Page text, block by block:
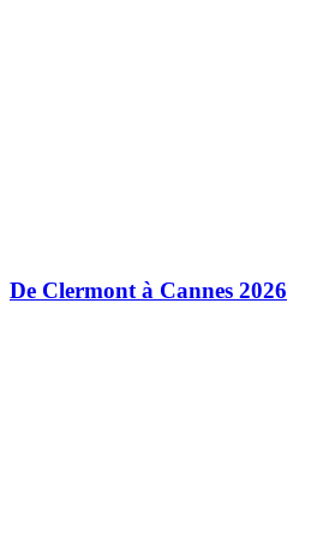
De Clermont à Cannes 2026